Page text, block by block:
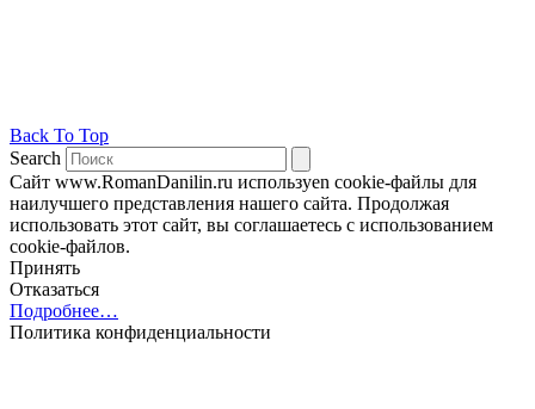
Back To Top
Search
Сайт www.RomanDanilin.ru используеn cookie-файлы для
наилучшего представления нашего сайта. Продолжая
использовать этот сайт, вы соглашаетесь с использованием
cookie-файлов.
Принять
Отказаться
Подробнее…
Политика конфиденциальности